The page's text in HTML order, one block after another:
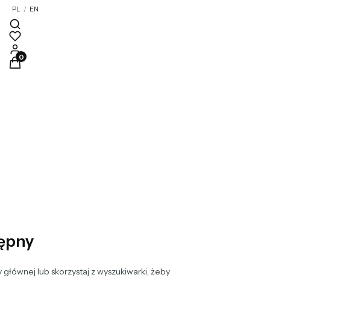
PL / EN
Produkty w koszyku: 0. Zobacz szczegóły
lub skorzystaj z wyszukiwarki, żeby